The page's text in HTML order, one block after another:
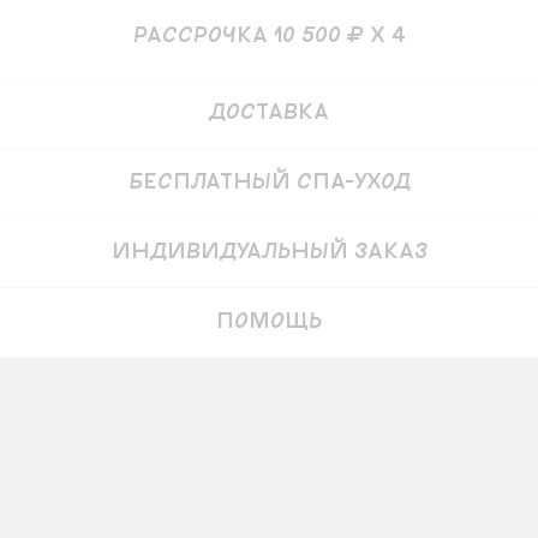
рассрочка 10 500 ₽ x 4
Детали
Доставка
Бесплатный СПА-уход
Индивидуальный заказ
Помощь